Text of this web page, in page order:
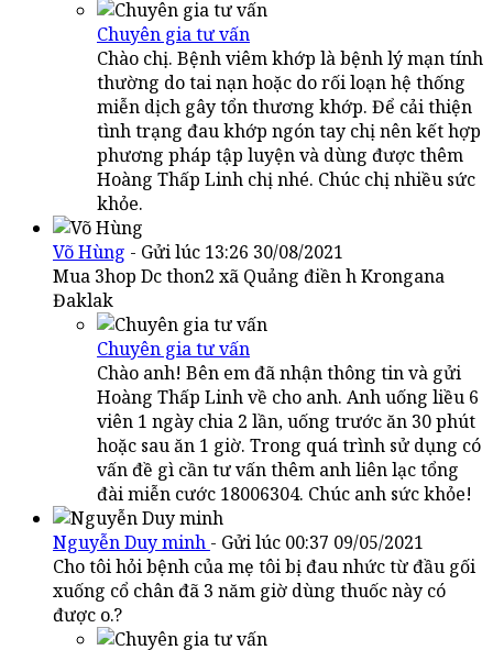
Chuyên gia tư vấn
Chào chị. Bệnh viêm khớp là bệnh lý mạn tính
thường do tai nạn hoặc do rối loạn hệ thống
miễn dịch gây tổn thương khớp. Để cải thiện
tình trạng đau khớp ngón tay chị nên kết hợp
phương pháp tập luyện và dùng được thêm
Hoàng Thấp Linh chị nhé. Chúc chị nhiều sức
khỏe.
Võ Hùng - Gửi lúc 13:26 30/08/2021
Mua 3hop Dc thon2 xã Quảng điền h Krongana
Đaklak
Chuyên gia tư vấn
Chào anh! Bên em đã nhận thông tin và gửi
Hoàng Thấp Linh về cho anh. Anh uống liều 6
viên 1 ngày chia 2 lần, uống trước ăn 30 phút
hoặc sau ăn 1 giờ. Trong quá trình sử dụng có
vấn đề gì cần tư vấn thêm anh liên lạc tổng
đài miễn cước 18006304. Chúc anh sức khỏe!
Nguyễn Duy minh - Gửi lúc 00:37 09/05/2021
Cho tôi hỏi bệnh của mẹ tôi bị đau nhức từ đầu gối
xuống cổ chân đã 3 năm giờ dùng thuốc này có
được o.?